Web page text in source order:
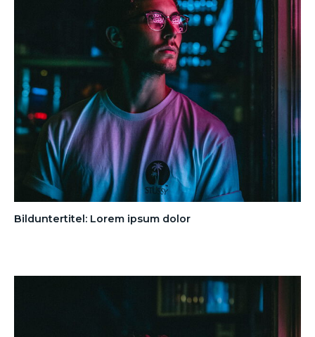
Bilduntertitel: Lorem ipsum dolor